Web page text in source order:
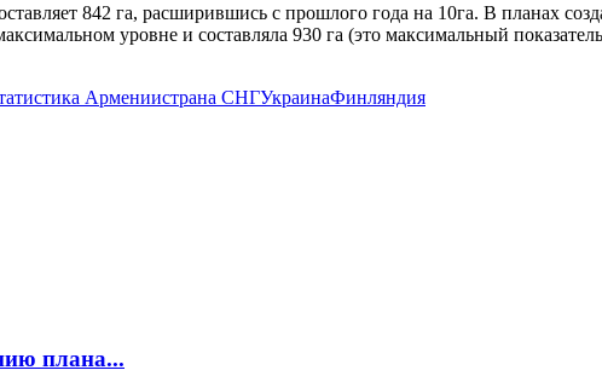
842 га, расширившись с прошлого года на 10га. В планах
уровне и составляла 930 га (это максимальный
Армениистрана СНГУкраинаФинляндия
плана...